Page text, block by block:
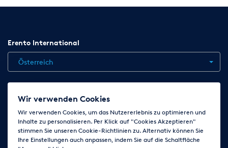
Erento International
Österreich
Jobs Kontakt News
AGB
Impressum Cookie-Einstellungen ändern
Folge uns auf
Wir verwenden Cookies
Wir verwenden Cookies, um das Nutzererlebnis zu optimieren und
Inhalte zu personalisieren. Per Klick auf "Cookies Akzeptieren"
stimmen Sie unseren Cookie-Richtlinien zu. Alternativ können Sie
Ihre Einstellungen auch anpassen, indem Sie auf die Schaltfläche